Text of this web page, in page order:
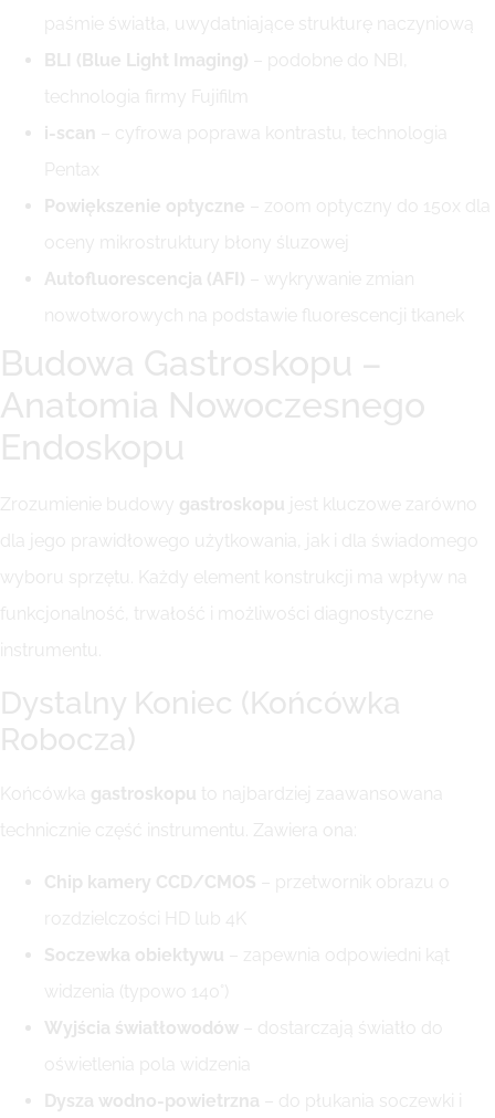
paśmie światła, uwydatniające strukturę naczyniową
BLI (Blue Light Imaging) – podobne do NBI,
technologia firmy Fujifilm
i-scan – cyfrowa poprawa kontrastu, technologia
Pentax
Powiększenie optyczne – zoom optyczny do 150x dla
oceny mikrostruktury błony śluzowej
Autofluorescencja (AFI) – wykrywanie zmian
nowotworowych na podstawie fluorescencji tkanek
Budowa Gastroskopu –
Anatomia Nowoczesnego
Endoskopu
Zrozumienie budowy gastroskopu jest kluczowe zarówno
dla jego prawidłowego użytkowania, jak i dla świadomego
wyboru sprzętu. Każdy element konstrukcji ma wpływ na
funkcjonalność, trwałość i możliwości diagnostyczne
instrumentu.
Dystalny Koniec (Końcówka
Robocza)
Końcówka gastroskopu to najbardziej zaawansowana
technicznie część instrumentu. Zawiera ona:
Chip kamery CCD/CMOS – przetwornik obrazu o
rozdzielczości HD lub 4K
Soczewka obiektywu – zapewnia odpowiedni kąt
widzenia (typowo 140°)
Wyjścia światłowodów – dostarczają światło do
oświetlenia pola widzenia
Dysza wodno-powietrzna – do płukania soczewki i